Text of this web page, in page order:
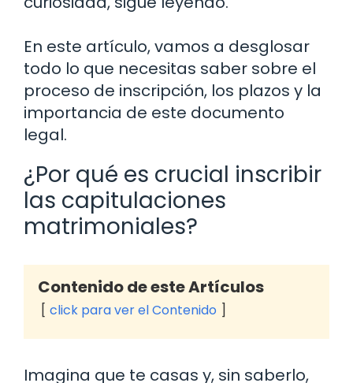
En este artículo, vamos a desglosar
todo lo que necesitas saber sobre el
proceso de inscripción, los plazos y la
importancia de este documento
legal.
¿Por qué es crucial inscribir
las capitulaciones
matrimoniales?
Contenido de este Artículos
click para ver el Contenido
Imagina que te casas y, sin saberlo,